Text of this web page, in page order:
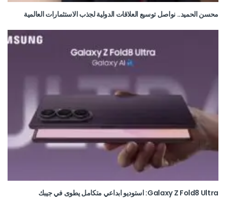
محسن الحميد.. نواصل توسيع العلاقات الدولية لجذب الاستثمارات العالمية
Galaxy Z Fold8 Ultra: استوديو ابداعي متكامل يطوى في جيبك